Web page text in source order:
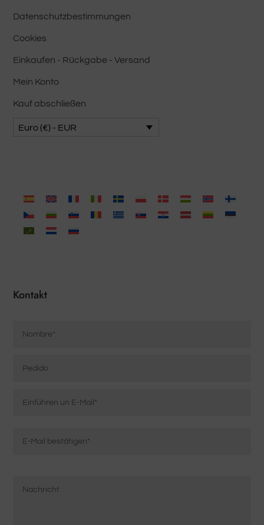
Datenschutzbestimmungen
Cookies
Einkaufen - Rückgabe - Versand
Mein Konto
Kauf abschließen
Euro (€) - EUR
Kontakt
Brief
Mail